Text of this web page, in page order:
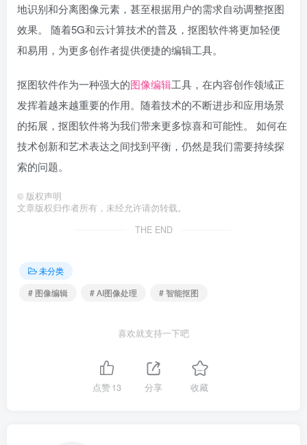
地识别和分离图像元素，甚至根据用户的需求自动调整抠图
效果。 随着5G和云计算技术的普及，抠图软件将更加轻便
和易用，为更多创作者提供便捷的编辑工具。
抠图软件作为一种强大的图像编辑工具，在内容创作领域正
发挥着越来越重要的作用。随着技术的不断进步和应用场景
的拓展，抠图软件将为我们带来更多惊喜和可能性。 如何在
技术创新和艺术表达之间找到平衡，仍然是我们需要持续探
索的问题。
© 版权声明
文章版权归作者所有，未经允许请勿转载。
THE END
未分类
# 图像编辑
# AI图像处理 # 智能抠图
喜欢就支持一下吧
点赞13 分享 收藏